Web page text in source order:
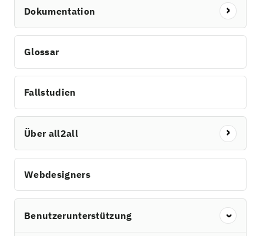
Dokumentation
Glossar
Fallstudien
Über all2all
Webdesigners
Benutzerunterstützung